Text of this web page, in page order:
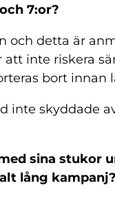
7:or?
och detta är
inte riskera
bort innan
skyddade
sina stukor
lång kampanj?